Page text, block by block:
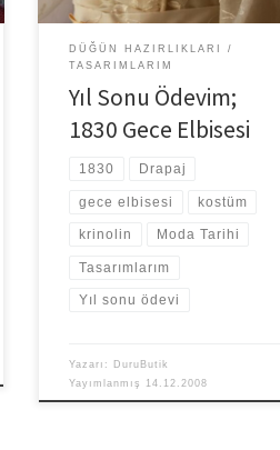
DÜĞÜN HAZIRLIKLARI
TASARIMLARIM
Yıl Sonu Ödevim;
1830 Gece Elbisesi
1830 Drapaj
gece elbisesi kostüm
krinolin Moda Tarihi
Tasarımlarım
Yıl sonu ödevi
Yazarı: DuruButik
Yayımlanmış 14.12.2008